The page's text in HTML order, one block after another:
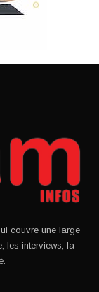
couvre une large
les interviews, la